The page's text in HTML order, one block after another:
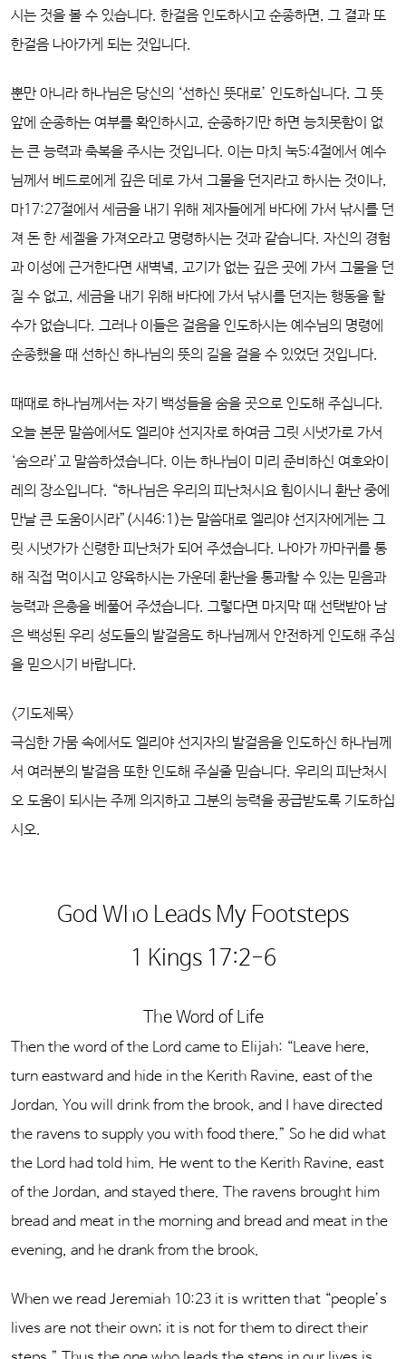
시는 것을 볼 수 있습니다. 한걸음 인도하시고 순종하면, 그 결과 또
한걸음 나아가게 되는 것입니다.
뿐만 아니라 하나님은 당신의 ‘선하신 뜻대로’ 인도하십니다. 그 뜻
앞에 순종하는 여부를 확인하시고, 순종하기만 하면 능치못함이 없
는 큰 능력과 축복을 주시는 것입니다. 이는 마치 눅5:4절에서 예수
님께서 베드로에게 깊은 데로 가서 그물을 던지라고 하시는 것이나,
마17:27절에서 세금을 내기 위해 제자들에게 바다에 가서 낚시를 던
져 돈 한 세겔을 가져오라고 명령하시는 것과 같습니다. 자신의 경험
과 이성에 근거한다면 새벽녘, 고기가 없는 깊은 곳에 가서 그물을 던
질 수 없고, 세금을 내기 위해 바다에 가서 낚시를 던지는 행동을 할
수가 없습니다. 그러나 이들은 걸음을 인도하시는 예수님의 명령에
순종했을 때 선하신 하나님의 뜻의 길을 걸을 수 있었던 것입니다.
때때로 하나님께서는 자기 백성들을 숨을 곳으로 인도해 주십니다.
오늘 본문 말씀에서도 엘리야 선지자로 하여금 그릿 시냇가로 가서
‘숨으라’고 말씀하셨습니다. 이는 하나님이 미리 준비하신 여호와이
레의 장소입니다. “하나님은 우리의 피난처시요 힘이시니 환난 중에
만날 큰 도움이시라”(시46:1)는 말씀대로 엘리야 선지자에게는 그
릿 시냇가가 신령한 피난처가 되어 주셨습니다. 나아가 까마귀를 통
해 직접 먹이시고 양육하시는 가운데 환난을 통과할 수 있는 믿음과
능력과 은총을 베풀어 주셨습니다. 그렇다면 마지막 때 선택받아 남
은 백성된 우리 성도들의 발걸음도 하나님께서 안전하게 인도해 주심
을 믿으시기 바랍니다.
<기도제목>
극심한 가뭄 속에서도 엘리야 선지자의 발걸음을 인도하신 하나님께
서 여러분의 발걸음 또한 인도해 주실줄 믿습니다. 우리의 피난처시
오 도움이 되시는 주께 의지하고 그분의 능력을 공급받도록 기도하십
시오.
God Who Leads My Footsteps
1 Kings 17:2-6
The Word of Life
Then the word of the Lord came to Elijah: “Leave here,
turn eastward and hide in the Kerith Ravine, east of the
Jordan. You will drink from the brook, and I have directed
the ravens to supply you with food there.” So he did what
the Lord had told him. He went to the Kerith Ravine, east
of the Jordan, and stayed there. The ravens brought him
bread and meat in the morning and bread and meat in the
evening, and he drank from the brook.
When we read Jeremiah 10:23 it is written that “people’s
lives are not their own; it is not for them to direct their